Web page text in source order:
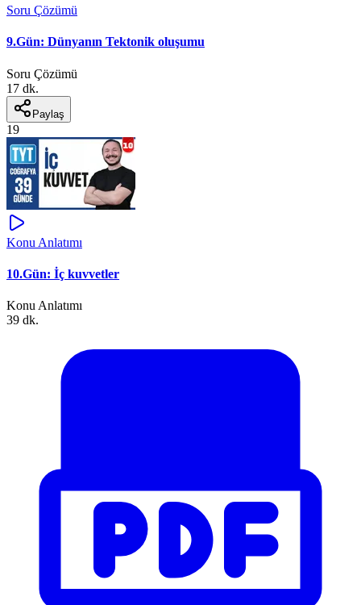
Soru Çözümü
9.Gün: Dünyanın Tektonik oluşumu
Soru Çözümü
17 dk.
Paylaş
19
Konu Anlatımı
10.Gün: İç kuvvetler
Konu Anlatımı
39 dk.